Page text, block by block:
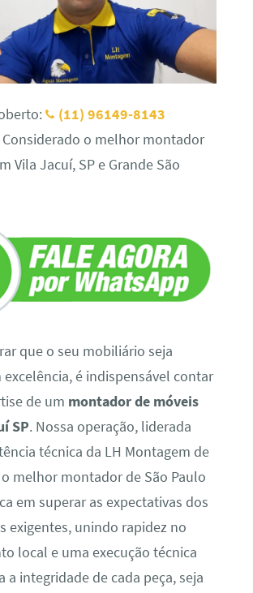
(11) 96149-8143
Considerado o melhor montador
Vila Jacuí, SP e Grande São
que o seu mobiliário seja
é indispensável contar
de um montador de móveis
SP. Nossa operação, liderada
técnica da LH Montagem de
melhor montador de São Paulo
em superar as expectativas dos
exigentes, unindo rapidez no
local e uma execução técnica
a integridade de cada peça, seja